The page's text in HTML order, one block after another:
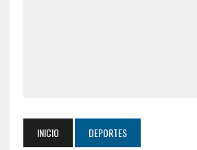
INICIO DEPORTES